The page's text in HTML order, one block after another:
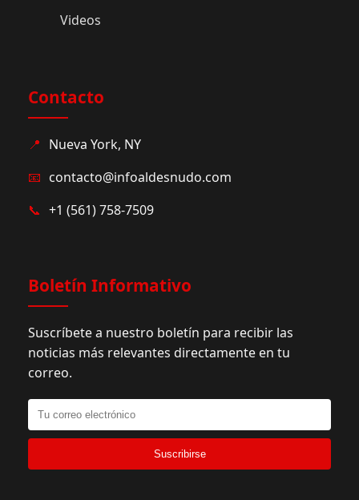
Videos
Contacto
📍 Nueva York, NY
📧 contacto@infoaldesnudo.com
📞 +1 (561) 758-7509
Boletín Informativo
Suscríbete a nuestro boletín para recibir las
noticias más relevantes directamente en tu
correo.
Suscribirse